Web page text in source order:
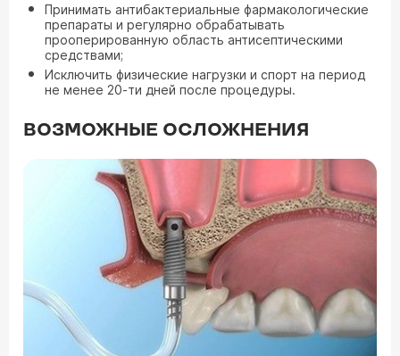
Принимать антибактериальные фармакологические
препараты и регулярно обрабатывать
прооперированную область антисептическими
средствами;
Исключить физические нагрузки и спорт на период
не менее 20-ти дней после процедуры.
ВОЗМОЖНЫЕ ОСЛОЖНЕНИЯ